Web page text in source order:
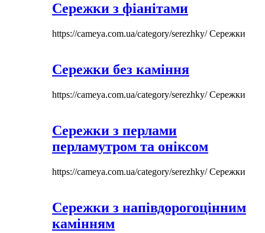
Сережки з фіанітами
https://cameya.com.ua/category/serezhky/Сережки
Сережки без каміння
https://cameya.com.ua/category/serezhky/Сережки
Сережки з перлами
перламутром та оніксом
https://cameya.com.ua/category/serezhky/Сережки
Сережки з напівдорогоцінним
камінням